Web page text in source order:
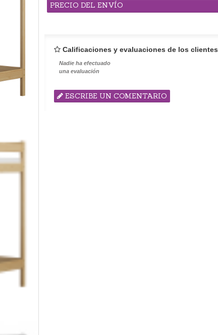
PRECIO DEL ENVÍO
Calificaciones y evaluaciones de los clientes
Nadie ha efectuado
una evaluación
ESCRIBE UN COMENTARIO